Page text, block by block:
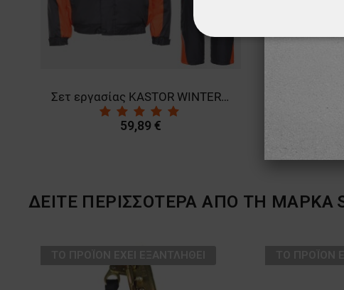
Σετ εργασίας KASTOR WINTER ORANGE
59,89 €
ΔΕΙΤΕ ΠΕΡΙΣΣΟΤΕΡΑ ΑΠΟ ΤΗ ΜΑΡΚΑ
ΑΠΟΛΎΤΩΣ